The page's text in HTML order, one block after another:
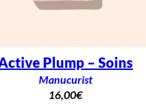
Plump – Soins
Manucurist
16,00€